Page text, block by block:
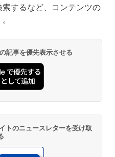
するなど、コンテンツの
記事を優先表示させる
トのニュースレターを受け取